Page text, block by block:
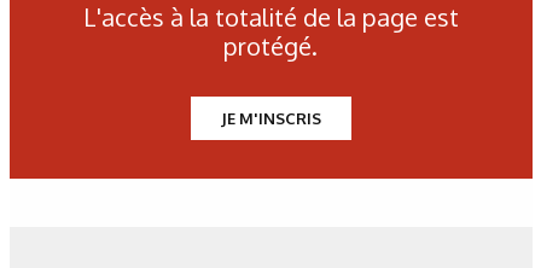
L'accès à la totalité de la page est
protégé.
JE M'INSCRIS